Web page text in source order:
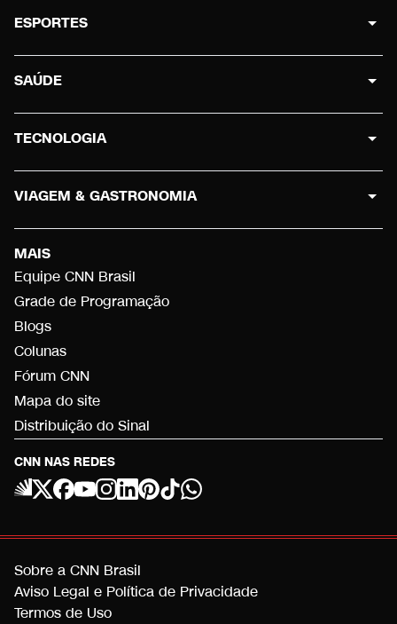
CNN NAS REDES
MAIS
Equipe CNN Brasil
Grade de Programação
Blogs
Colunas
Fórum CNN
Mapa do site
Distribuição do Sinal
ESPORTES
SAÚDE
TECNOLOGIA
VIAGEM & GASTRONOMIA
Sobre a CNN Brasil
Aviso Legal e Política de Privacidade
Termos de Uso